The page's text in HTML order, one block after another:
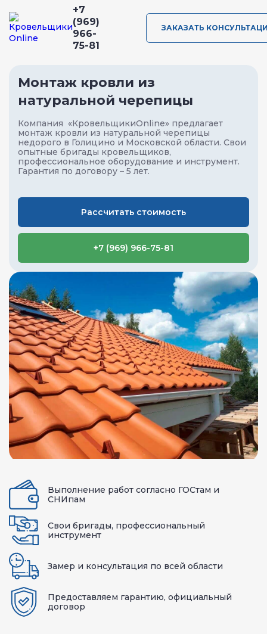
+7
(969)
966-
75-81
ЗАКАЗАТЬ
Монтаж кровли из
натуральной черепицы
Компания «КровельщикиOnline» предлагает
монтаж кровли из натуральной черепицы
недорого в Голицино и Московской области. Свои
опытные бригады кровельщиков,
профессиональное оборудование и инструмент.
Гарантия по договору – 5 лет.
Рассчитать стоимость
+7 (969) 966-75-81
Выполнение работ согласно ГОСтам и
СНИпам
Свои бригады, профессиональный
инструмент
Замер и консультация по всей области
Предоставляем гарантию, официальный
договор